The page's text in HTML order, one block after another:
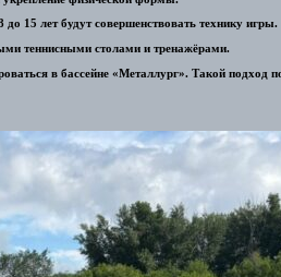
15 лет будут совершенствовать технику игры.
теннисными столами и тренажёрами.
в бассейне «Металлург». Такой